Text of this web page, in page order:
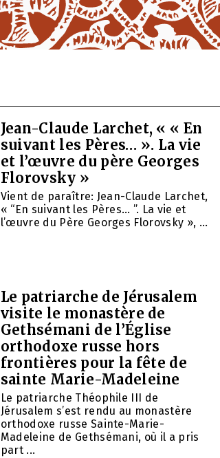
Jean-Claude Larchet, « « En
suivant les Pères… ». La vie
et l’œuvre du père Georges
Florovsky »
Vient de paraître: Jean-Claude Larchet,
« “En suivant les Pères… ”. La vie et
l’œuvre du Père Georges Florovsky », ...
Le patriarche de Jérusalem
visite le monastère de
Gethsémani de l’Église
orthodoxe russe hors
frontières pour la fête de
sainte Marie-Madeleine
Le patriarche Théophile III de
Jérusalem s’est rendu au monastère
orthodoxe russe Sainte-Marie-
Madeleine de Gethsémani, où il a pris
part ...